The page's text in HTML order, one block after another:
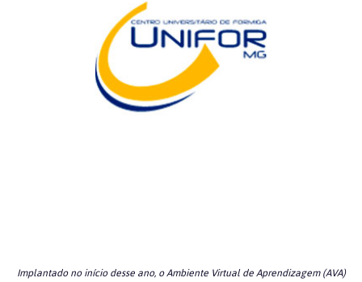
Implantado no início desse ano, o Ambiente Virtual de Aprendizagem (AVA)